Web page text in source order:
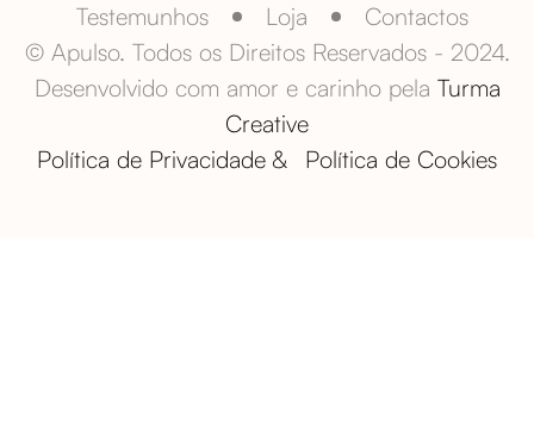
Testemunhos
Loja
Contactos
© Apulso. Todos os Direitos Reservados - 2024.
Desenvolvido com amor e carinho pela Turma
Creative
Política de Privacidade &
Política de Cookies